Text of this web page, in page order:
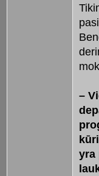
–
yra